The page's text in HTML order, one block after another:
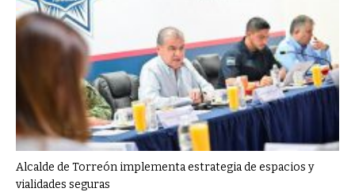
Alcalde de Torreón implementa estrategia de espacios y
vialidades seguras